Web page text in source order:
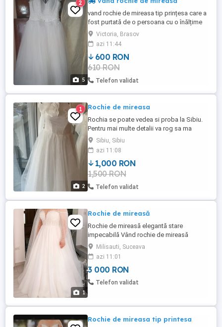
5
2
vand rochie de mireasa tip prințesa care a
fost purtată de o persoana cu o înălțime
de 1,64 m și 55-57 kg. relații la tel după
ora16.
Victoria, Brasov
azi 11:44
600 RON
610 RON
Telefon validat
2
1 Rochie de mireasa
Rochia se poate vedea si proba la Sibiu.
Pentru mai multe detalii va rog sa ma
contactati in privat.
Sibiu, Sibiu
azi 11:08
1,000 RON
1,500 RON
Telefon validat
1
Rochie de mireasă
Rochie de mireasă elegantă stare
impecabilă Vând rochie de mireasă
superbă, model prințesă A-line, elegantă
și feminină, cu detalii delicate din perle și
tulle. Detalii: * mărime 58 * corset pe
spate, cu șnur pentru ajustare * închidere
și cu nasturi, pentru un aspect elegant *
Milisauti, Suceava
azi 11:01
3 000 RON
Telefon validat
Rochie de mireasa tip printesa